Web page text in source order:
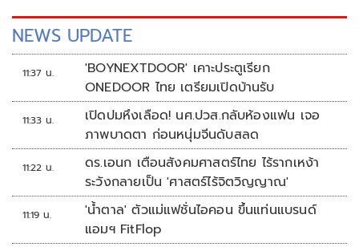
NEWS UPDATE
11:37 น.
'BOYNEXTDOOR' เคาะประตูเรียก
ONEDOOR ไทย เตรียมเปิดบ้านรับ
11:33 น.
เปิดปมหึงเลือด! นศ.ปวส.กลับห้องแฟน เจอ
ภาพบาดตา ก่อนหนุ่มจีนดับสลด
11:22 น.
ดร.เอนก เตือนสังคมศาสตร์ไทย ไร้รากเหง้า
ระวังกลายเป็น 'ศาสตร์ไร้จิตวิญญาณ'
11:19 น.
'น้ำตาล' ตัวแม่แฟชั่นไอคอน ขึ้นแท่นแบรนด์
แอมฯ FitFlop